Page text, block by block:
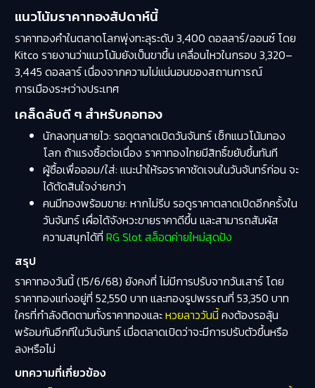
แนวโน้มราคาทองสัปดาห์นี้
ราคาทองคำในตลาดโลกพุ่งทะลุระดับ 3,400 ดอลลาร์/ออนซ์ โดย
Kitco รายงานว่าแนวโน้มยังเป็นขาขึ้น เคลื่อนไหวในกรอบ 3,320–
3,445 ดอลลาร์ เนื่องจากความไม่แน่นอนของสถานการณ์
การเมืองระหว่างประเทศ
เคล็ดลับดี ๆ สำหรับคอทอง
นักลงทุนสายไว: รอดูตลาดเปิดวันจันทร์ เช็กแนวโน้มทอง
โลก ถ้าแรงซื้อต่อเนื่อง ราคาทองไทยมีสิทธิ์ขยับขึ้นทันที
ผู้ซื้อเพื่อออม/ใส่: แนะนำให้รอราคาชัดเจนในวันจันทร์ก่อน จะ
ได้ตัดสินใจง่ายกว่า
คนมีทองพร้อมขาย: หากไม่รีบ รอดูราคาตลาดเปิดอีกครั้งใน
วันจันทร์ เผื่อได้จังหวะขายราคาดีขึ้น และสามารถสัมผัส
ความสนุกได้ที่ RG Slot สล็อตค่ายใหม่สุดปัง
สรุป
ราคาทองวันนี้ (15/6/68) ยังคงที่ ไม่มีการปรับจากวันเสาร์ โดย
ราคาทองแท่งอยู่ที่ 52,550 บาท และทองรูปพรรณที่ 53,350 บาท
ใครที่กำลังติดตามทั้งราคาทองและหวยลาววันนี้คงต้องรอลุ้น
พร้อมกันอีกทีในวันจันทร์ เมื่อตลาดเปิดว่าจะมีการปรับตัวขึ้นหรือ
ลงหรือไม่
บทความที่เกี่ยวข้อง